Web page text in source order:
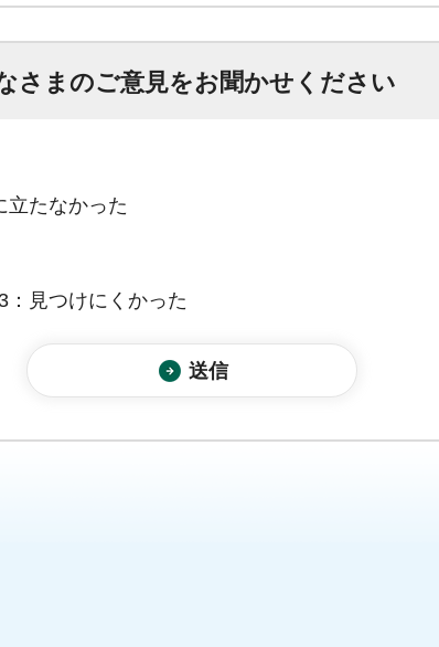
さまのご意見をお聞かせください
立たなかった
3：見つけにくかった